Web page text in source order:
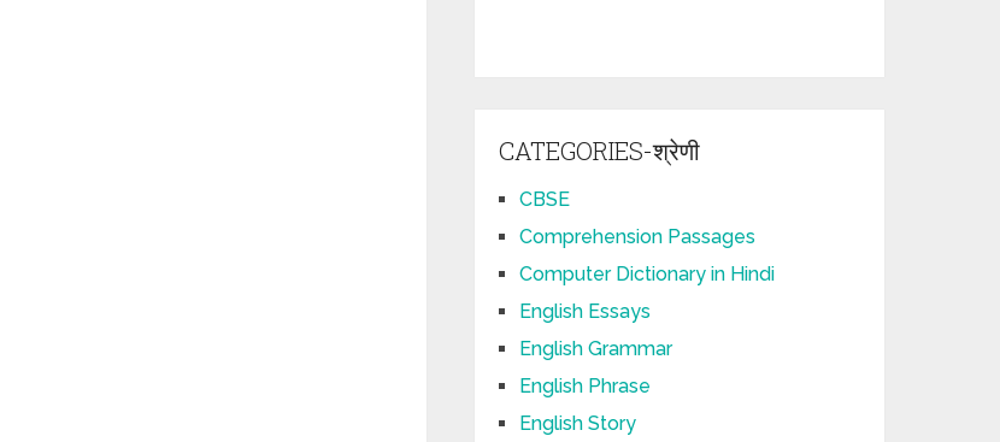
CATEGORIES-श्रेणी
CBSE
Comprehension Passages
Computer Dictionary in Hindi
English Essays
English Grammar
English Phrase
English Story